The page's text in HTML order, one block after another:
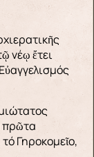
νέῳ ἔτει
πρῶτα
Γηροκομεῖο,